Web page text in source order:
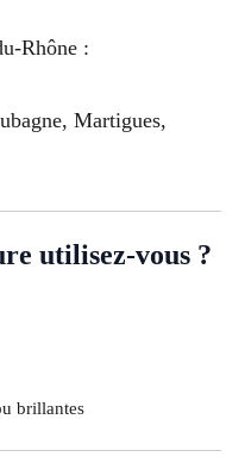
Rhône :
Martigues,
utilisez-vous ?
brillantes